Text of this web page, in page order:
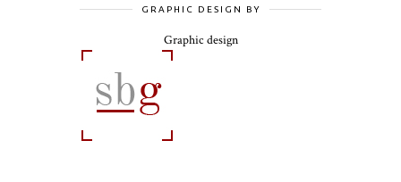
GRAPHIC DESIGN BY
Graphic design